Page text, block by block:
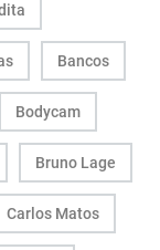
Bancos
Bodycam
Bruno Lage
Carlos Matos